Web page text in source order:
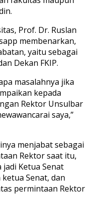
Prof. Dr. Ruslan
membenarkan,
yaitu sebagai
Dekan FKIP.
masalahnya jika
kepada
Rektor Unsulbar
saya,”
menjabat sebagai
Rektor saat itu,
jadi Ketua Senat
Senat, dan
permintaan Rektor